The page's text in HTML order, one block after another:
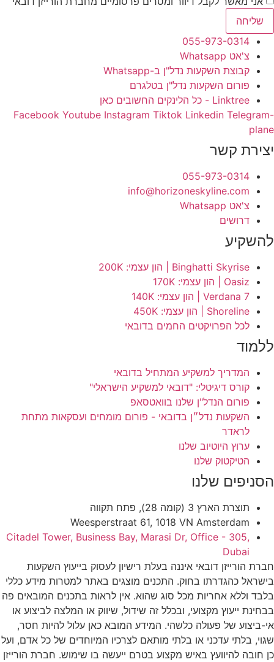
שליחה
055-973-0314
צ'אט Whatsapp
קבוצת השקעות נדל"ן ב-Whatsapp
פורום השקעות נדל"ן בטלגרם
Linktree - כל הלינקים החשובים כאן
Facebook Youtube Instagram Tiktok Linkedin Telegram-
plane
יצירת קשר
055-973-0314
info@horizoneskyline.com
צ'אט Whatsapp
דרושים
להשקיע
Binghatti Skyrise | הון עצמי: 200K
Oasiz | הון עצמי: 170K
Verdana 7 | הון עצמי: 140K
Shoreline | הון עצמי: 450K
לכל הפרויקטים החמים בדובאי
ללמוד
המדריך למשקיע המתחיל בדובאי
קורס דיגיטלי: "דובאי למשקיע הישראלי"
פורום הנדל"ן שלנו בוואטסאפ
השקעות נדל״ן בדובאי - פורום מומחים ועסקאות מתחת
לראדר
ערוץ היוטיוב שלנו
הטיקטוק שלנו
הסניפים שלנו
תוצרת הארץ 3 (קומה 28), פתח תקווה
Weesperstraat 61, 1018 VN Amsterdam
Citadel Tower, Business Bay, Marasi Dr, Office - 305,
Dubai
חברת הורייזן דובאי איננה בעלת רישיון לעסוק בייעוץ השקעות
בישראל כהגדרתו בחוק. התכנים מוצגים באתר למטרות מידע כללי
בלבד וללא אחריות מכל סוג שהוא. אין לראות בתכנים המובאים פה
בבחינת ייעוץ מקצועי, ובכלל זה שידול, שיווק או המלצה לביצוע או
אי-ביצוע של פעולה כלשהי. המידע המובא כאן עלול להיות חסר,
שגוי, בלתי עדכני או בלתי מותאם לצרכיו המיוחדים של כל אדם, ועל
כן חובה להיוועץ באיש מקצוע בטרם ייעשה בו שימוש. חברת הורייזן